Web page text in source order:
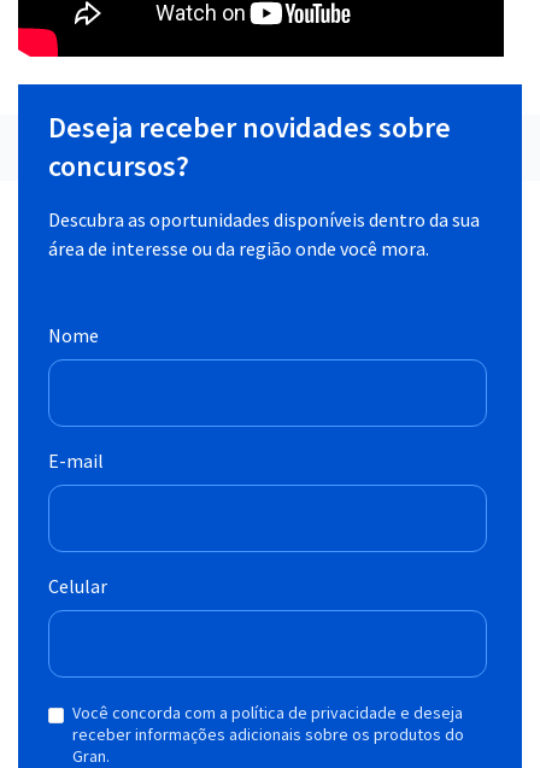
Deseja receber novidades sobre
concursos?
Descubra as oportunidades disponíveis dentro da sua
área de interesse ou da região onde você mora.
Nome
E-mail
Celular
Você concorda com a política de privacidade e deseja
receber informações adicionais sobre os produtos do
Gran.